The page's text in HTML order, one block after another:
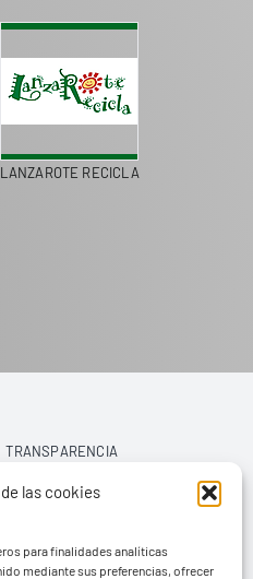
las cookies
para finalidades analíticas
mediante sus preferencias, ofrecer
LANZAROTE RECICLA
TRANSPARENCIA
AVISO LEGAL
POLÍTICA DE PRIVACIDAD